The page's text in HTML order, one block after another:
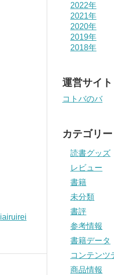
iairuirei
2022年
2021年
2020年
2019年
2018年
運営サイト
コトバのバ
カテゴリー
読書グッズ
レビュー
書籍
未分類
書評
参考情報
書籍データ
コンテンツ
商品情報